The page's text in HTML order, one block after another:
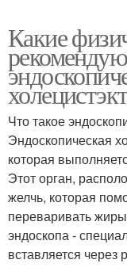
Какие
Что такое
Эндоскопическая
которая
Этот орган,
желчь, которая
переваривать
эндоскопа -
вставляется через